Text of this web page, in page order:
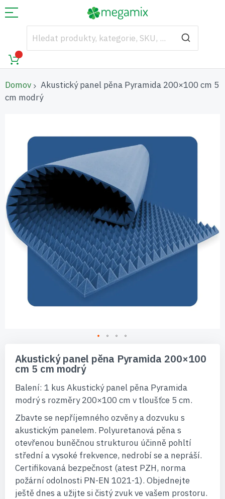
Domov
Akustický panel pěna Pyramida 200×100 cm 5
cm modrý
začátek
galerie
obrázky
Akustický panel pěna Pyramida 200×100
cm 5 cm modrý
Balení: 1 kus Akustický panel pěna Pyramida
modrý s rozměry 200×100 cm v tloušťce 5 cm.
Zbavte se nepříjemného ozvěny a dozvuku s
akustickým panelem. Polyuretanová pěna s
otevřenou buněčnou strukturou účinně pohltí
střední a vysoké frekvence, nedrobí se a nepráší.
Certifikovaná bezpečnost (atest PZH, norma
požární odolnosti PN-EN 1021-1). Objednejte
ještě dnes a užijte si čistý zvuk ve vašem prostoru.